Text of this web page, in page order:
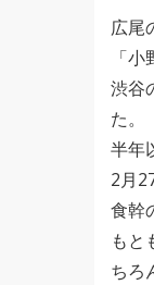
広尾
「小
渋谷
た。
半年
2月
食幹
もと
ちろ